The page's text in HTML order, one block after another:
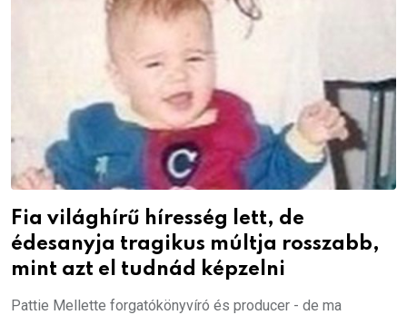
Fia világhírű híresség lett, de
édesanyja tragikus múltja rosszabb,
mint azt el tudnád képzelni
Pattie Mellette forgatókönyvíró és producer - de ma